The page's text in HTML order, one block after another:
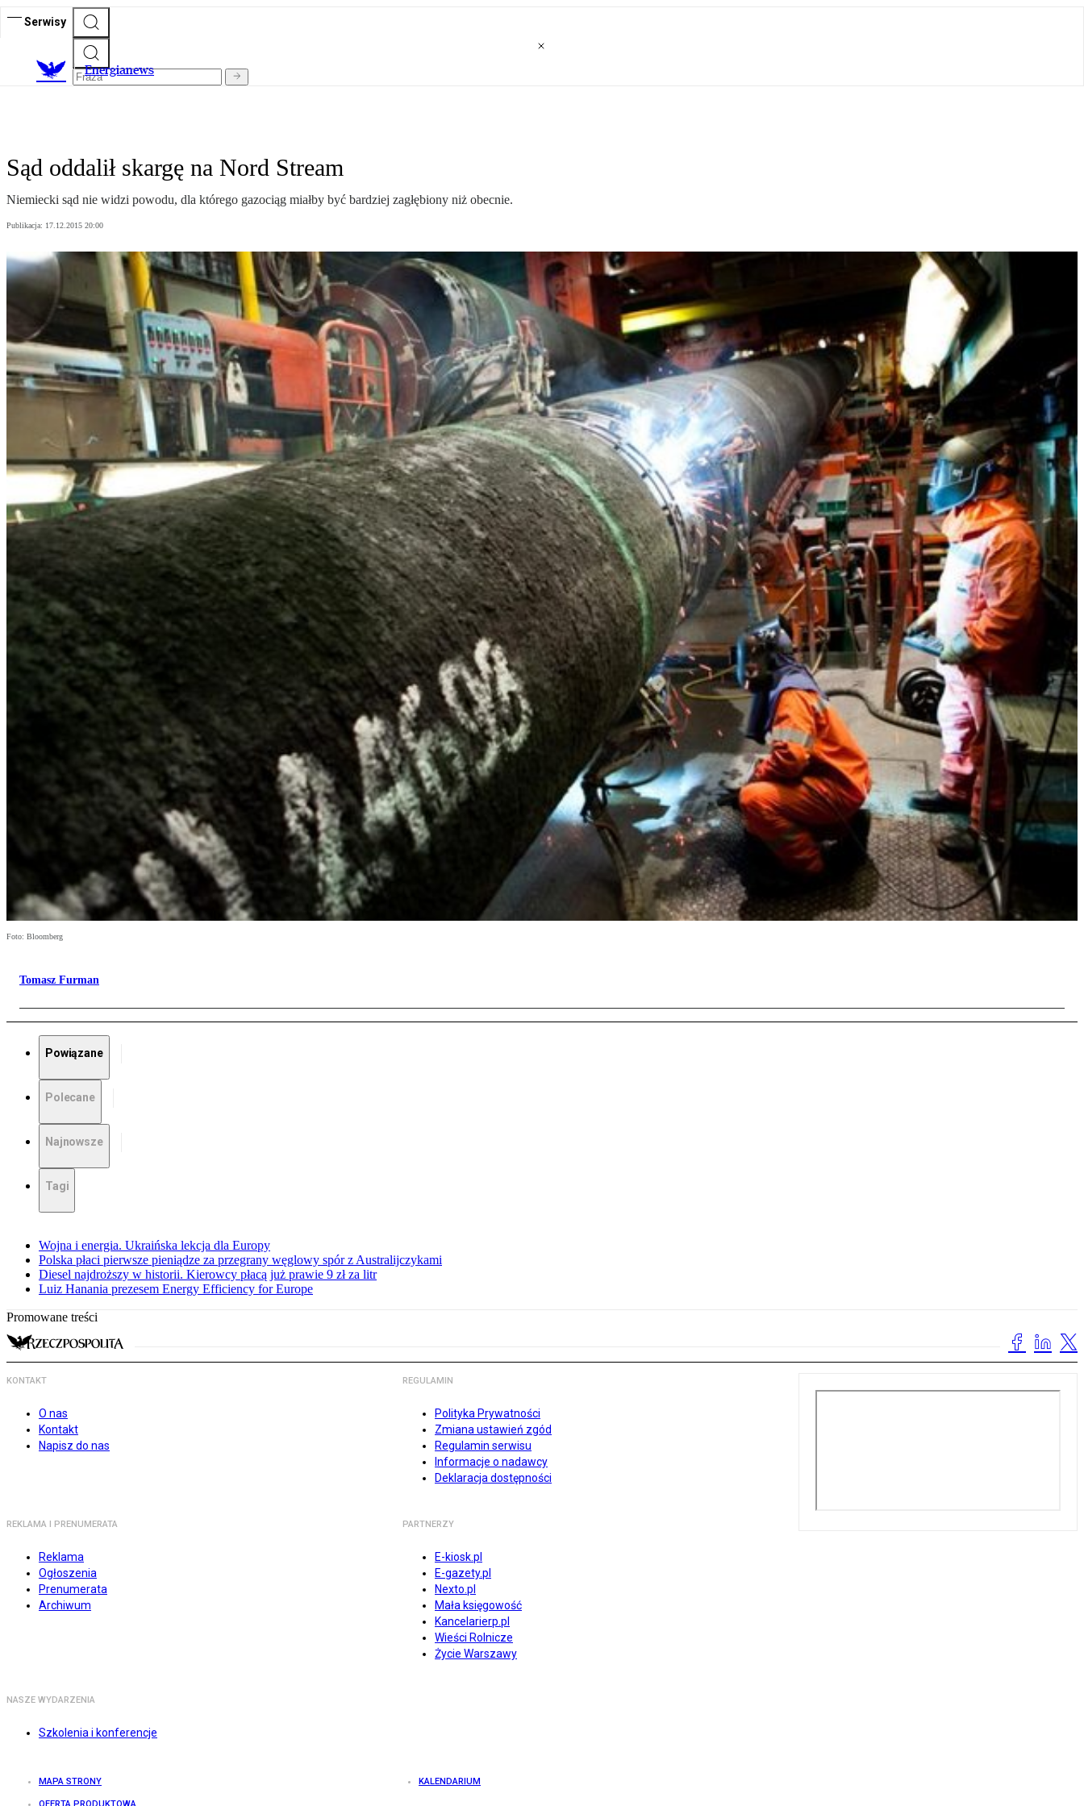
Serwisy
Energianews
Sąd oddalił skargę na Nord Stream
Niemiecki sąd nie widzi powodu, dla którego gazociąg miałby być bardziej zagłębiony niż obecnie.
Publikacja: 17.12.2015 20:00
Foto: Bloomberg
Tomasz Furman
Powiązane
Polecane
Najnowsze
Tagi
Wojna i energia. Ukraińska lekcja dla Europy
Polska płaci pierwsze pieniądze za przegrany węglowy spór z Australijczykami
Diesel najdroższy w historii. Kierowcy płacą już prawie 9 zł za litr
Luiz Hanania prezesem Energy Efficiency for Europe
Promowane treści
KONTAKT
O nas
Kontakt
Napisz do nas
REGULAMIN
Polityka Prywatności
Zmiana ustawień zgód
Regulamin serwisu
Informacje o nadawcy
Deklaracja dostępności
REKLAMA I PRENUMERATA
Reklama
Ogłoszenia
Prenumerata
Archiwum
PARTNERZY
E-kiosk.pl
E-gazety.pl
Nexto.pl
Mała księgowość
Kancelarierp.pl
Wieści Rolnicze
Życie Warszawy
NASZE WYDARZENIA
Szkolenia i konferencje
MAPA STRONY KALENDARIUM